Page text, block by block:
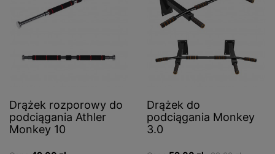
Drążek rozporowy do
podciągania Athler
Monkey 10
Drążek do
podciągania Monkey
3.0